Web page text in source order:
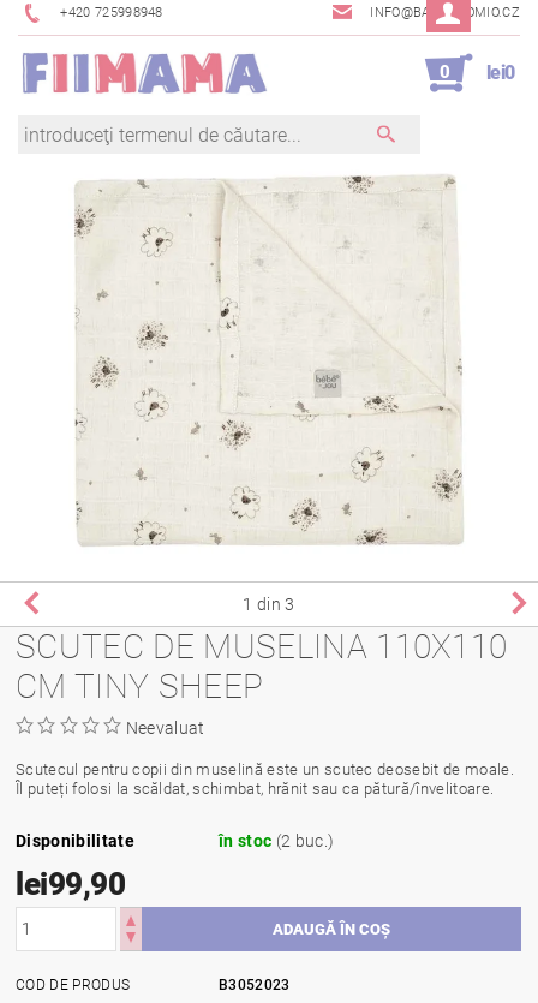
+420 725998948 INFO@BAMBINOMIO.CZ
0 lei0
1 din 3
SCUTEC DE MUSELINA 110X110
CM TINY SHEEP
Neevaluat
Scutecul pentru copii din muselină este un scutec deosebit de moale.
Îl puteți folosi la scăldat, schimbat, hrănit sau ca pătură/învelitoare.
Disponibilitate în stoc (2 buc.)
lei99,90
COD DE PRODUS
B3052023